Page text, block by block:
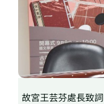
故宮王芸芬處長致